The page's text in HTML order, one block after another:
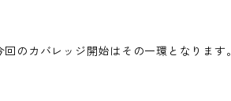
のカバレッジ開始はその一環となります。